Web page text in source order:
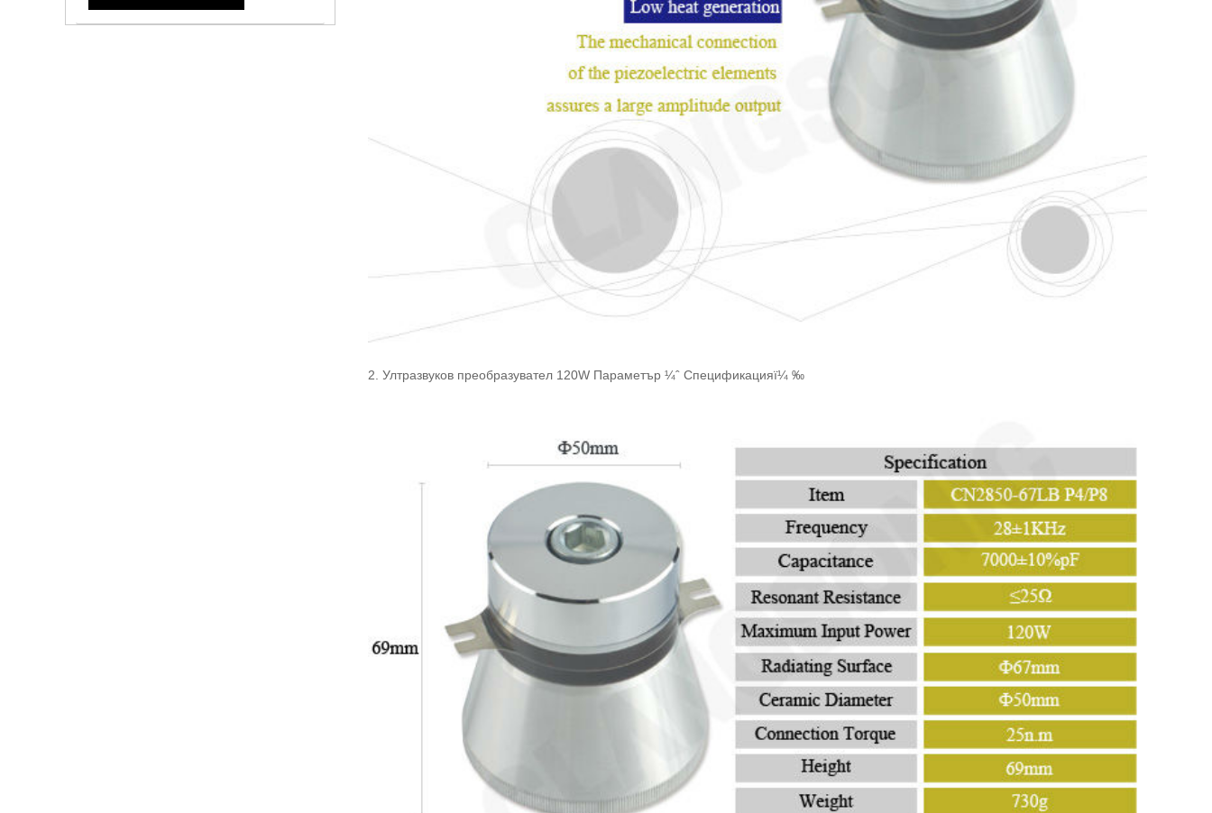
2. Ултразвуков преобразувател 120W Параметър ¼ˆ Спецификацияï¼ ‰